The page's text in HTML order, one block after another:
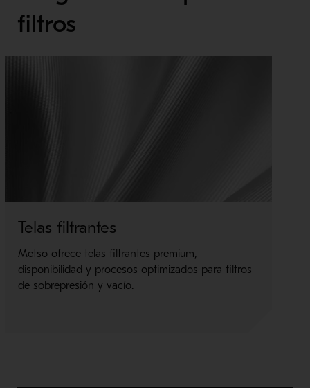
filtros
Telas filtrantes
Metso ofrece telas filtrantes premium,
disponibilidad y procesos optimizados para filtros
de sobrepresión y vacío.